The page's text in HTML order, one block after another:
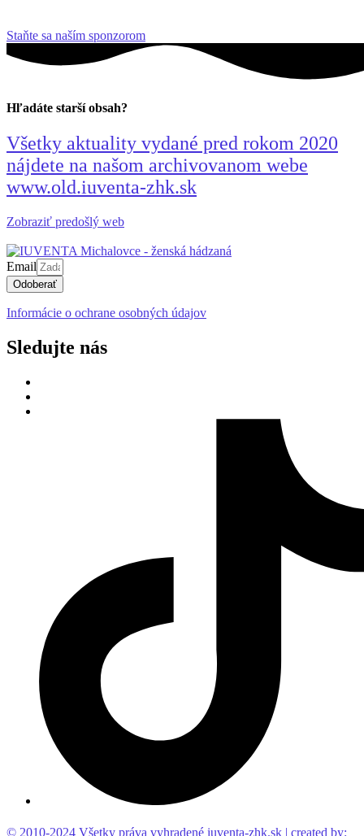
Staňte sa naším sponzorom
Hľadáte starší obsah?
Všetky aktuality vydané pred rokom 2020
nájdete na našom archivovanom webe
www.old.iuventa-zhk.sk
Zobraziť predošlý web
Email
Odoberať
Informácie o ochrane osobných údajov
Sledujte nás
© 2010-2024 Všetky práva vyhradené iuventa-zhk.sk | created by: